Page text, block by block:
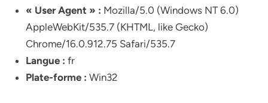
« User Agent » : Mozilla/5.0 (Windows NT 6.0)
AppleWebKit/535.7 (KHTML, like Gecko)
Chrome/16.0.912.75 Safari/535.7
Langue : fr
Plate-forme : Win32